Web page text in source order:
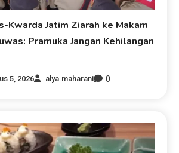
Kwarda Jatim Ziarah ke Makam
Pramuka Jangan Kehilangan
5, 2026 alya.maharani 0